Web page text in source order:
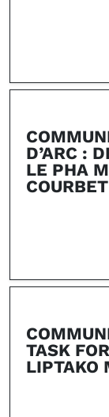
D’ARC :
LE PHA
COURBET
TASK
LIPTAKO